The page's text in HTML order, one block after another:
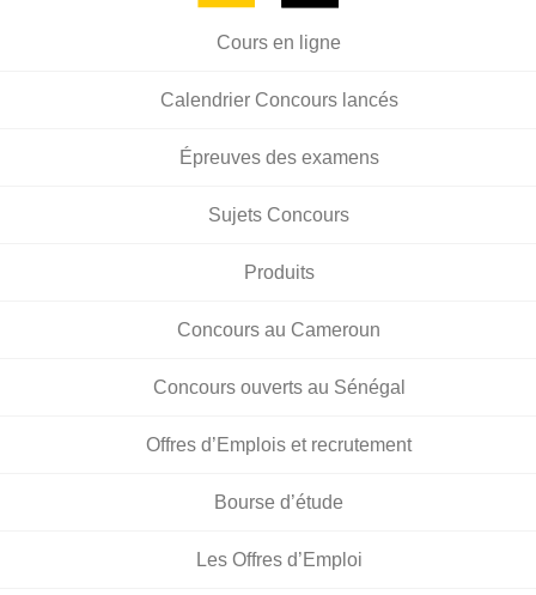
Cours en ligne
Calendrier Concours lancés
Épreuves des examens
Sujets Concours
Produits
Concours au Cameroun
Concours ouverts au Sénégal
Offres d’Emplois et recrutement
Bourse d’étude
Les Offres d’Emploi